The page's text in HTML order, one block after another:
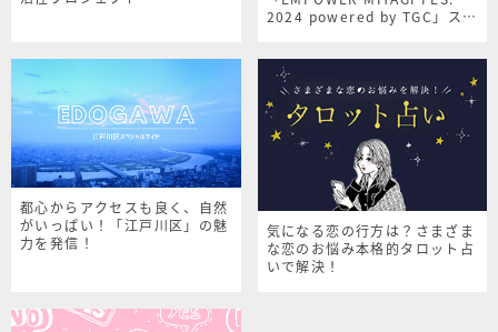
2024 powered by TGC」スペ
都心からアクセスも良く、自然
がいっぱい！「江戸川区」の魅
力を発信！
気になる恋の行方は？さまざま
な恋のお悩み本格的タロット占
いで解決！